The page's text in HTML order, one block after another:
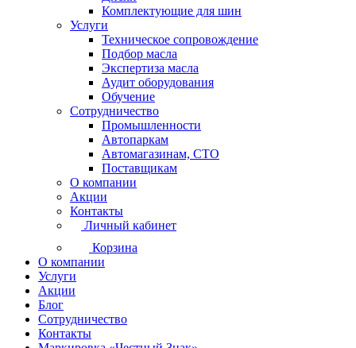
Комплектующие для шин
Услуги
Техническое сопровождение
Подбор масла
Экспертиза масла
Аудит оборудования
Обучение
Сотрудничество
Промышленности
Автопаркам
Автомагазинам, СТО
Поставщикам
О компании
Акции
Контакты
Личный кабинет
Корзина
О компании
Услуги
Акции
Блог
Сотрудничество
Контакты